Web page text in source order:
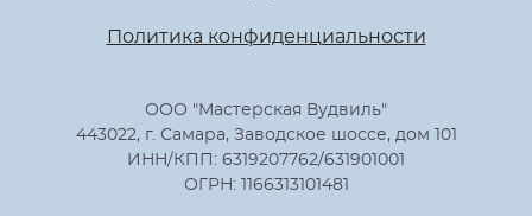
Политика конфиденциальности
ООО "Мастерская Вудвиль"
443022, г. Самара, Заводское шоссе, дом 101
ИНН/КПП: 6319207762/631901001
ОГРН: 1166313101481